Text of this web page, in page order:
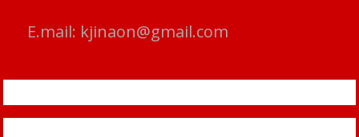
E.mail: kjinaon@gmail.com